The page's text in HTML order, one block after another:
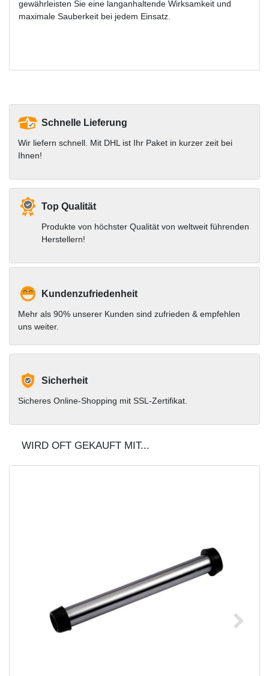
gewährleisten Sie eine langanhaltende Wirksamkeit und
maximale Sauberkeit bei jedem Einsatz.
Schnelle Lieferung
Wir liefern schnell. Mit DHL ist Ihr Paket in kurzer zeit bei
Ihnen!
Top Qualität
Produkte von höchster Qualität von weltweit führenden
Herstellern!
Kundenzufriedenheit
Mehr als 90% unserer Kunden sind zufrieden & empfehlen
uns weiter.
Sicherheit
Sicheres Online-Shopping mit SSL-Zertifikat.
WIRD OFT GEKAUFT MIT...